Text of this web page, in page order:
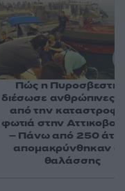
Πώς η
διέσωσε ανθρώπινες
από την
φωτιά στην
– Πάνω από 250
απομακρύνθηκαν
θαλάσσης